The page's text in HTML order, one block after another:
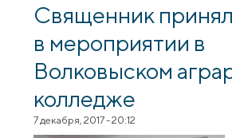
Священник
в мероприятии в
Волковыском
колледже
7 декабря, 2017 - 20:12